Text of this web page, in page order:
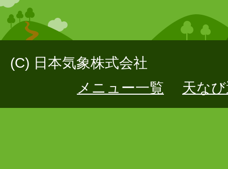
(C) 日本気象株式会社
メニュー一覧
天な